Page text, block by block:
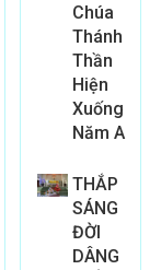
Chúa
Thánh
Thần
Hiện
Xuống
Năm A
THẮP
SÁNG
ĐỜI
DÂNG